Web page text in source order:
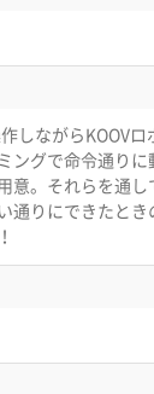
しながらKOOVロ
ングで命令通りに
意。それらを通し
通りにできたとき